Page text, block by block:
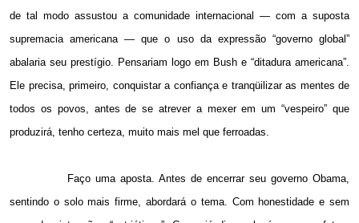
de tal modo assustou a comunidade internacional — com a suposta
supremacia americana — que o uso da expressão “governo global”
abalaria seu prestígio. Pensariam logo em Bush e “ditadura americana”.
Ele precisa, primeiro, conquistar a confiança e tranqüilizar as mentes de
todos os povos, antes de se atrever a mexer em um “vespeiro” que
produzirá, tenho certeza, muito mais mel que ferroadas.
Faço uma aposta. Antes de encerrar seu governo Obama,
sentindo o solo mais firme, abordará o tema. Com honestidade e sem